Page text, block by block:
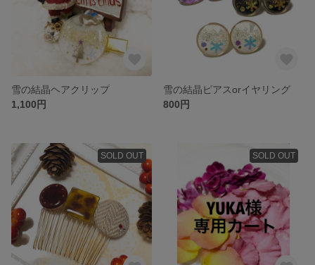
雪の結晶ヘアクリップ
1,100円
雪の結晶ピアスorイヤリング
800円
SOLD OUT SOLD OUT